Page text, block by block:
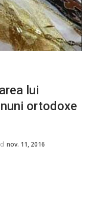
lui
ortodoxe
nov. 11, 2016